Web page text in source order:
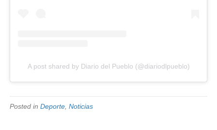
A post shared by Diario del Pueblo (@diariodlpueblo)
Posted in Deporte Noticias